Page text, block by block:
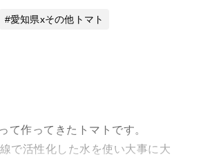
愛知県xその他トマト
て作ってきたトマトです。
で活性化した水を使い大事に大